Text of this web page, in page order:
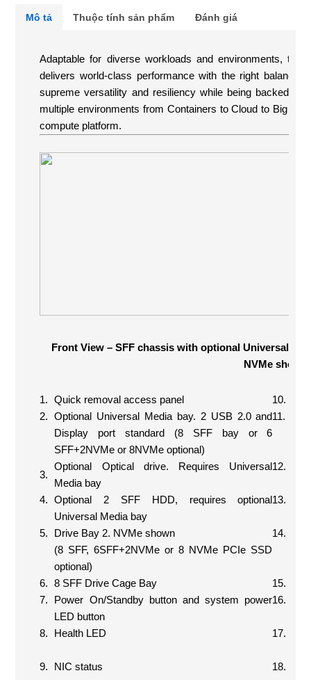
Mô tả Thuộc tính sản phẩm Đánh giá
Adaptable for diverse workloads and environments, the
delivers world-class performance with the right balance
supreme versatility and resiliency while being backed
multiple environments from Containers to Cloud to Big
compute platform.
Front View – SFF chassis with optional Universal
NVMe shown
1. Quick removal access panel 10.
2.
Optional Universal Media bay. 2 USB 2.0 and
Display port standard (8 SFF bay or 6
SFF+2NVMe or 8NVMe optional)
11.
3.
Optional Optical drive. Requires Universal
Media bay
12.
4.
Optional 2 SFF HDD, requires optional
Universal Media bay
13.
5.
Drive Bay 2. NVMe shown
(8 SFF, 6SFF+2NVMe or 8 NVMe PCIe SSD
optional)
14.
6. 8 SFF Drive Cage Bay 15.
7.
Power On/Standby button and system power
LED button
16.
8. Health LED 17.
9.
NIC status 18.